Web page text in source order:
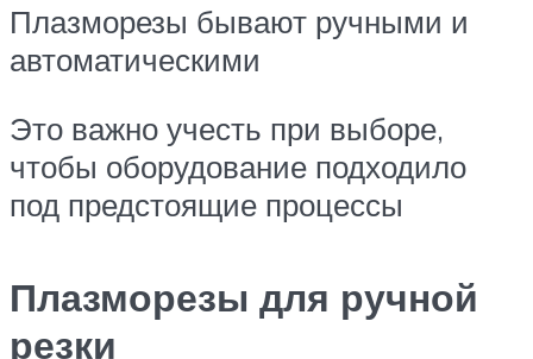
Плазморезы бывают ручными и
автоматическими
Это важно учесть при выборе,
чтобы оборудование подходило
под предстоящие процессы
Плазморезы для ручной
резки